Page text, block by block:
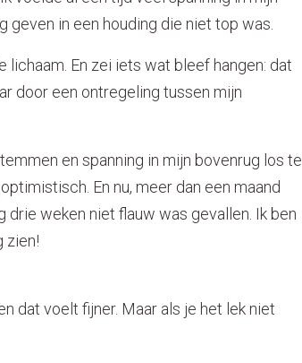
geven in een houding die niet top was.
lichaam. En zei iets wat bleef hangen: dat
door een ontregeling tussen mijn
en spanning in mijn bovenrug los te
En nu, meer dan een maand
drie weken niet flauw was gevallen. Ik ben
zien!
dat voelt fijner. Maar als je het lek niet